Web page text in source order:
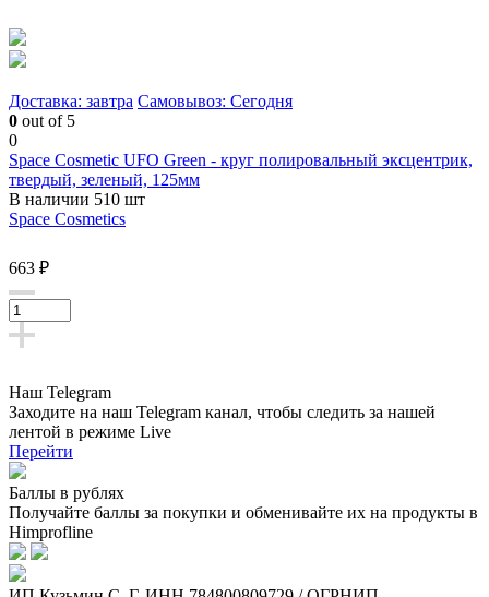
Доставка: завтра Самовывоз: Сегодня
0 out of 5
0
Space Cosmetic UFO Green - круг полировальный эксцентрик,
твердый, зеленый, 125мм
В наличии 510 шт
Space Cosmetics
663 ₽
Наш Telegram
Заходите на наш Telegram канал, чтобы следить за нашей
лентой в режиме Live
Перейти
Баллы в рублях
Получайте баллы за покупки и обменивайте их на продукты в
Himprofline